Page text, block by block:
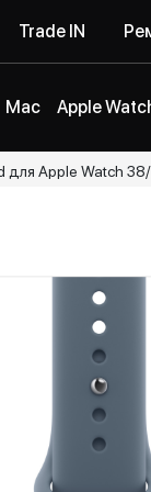
Trade IN
Mac Apple
для Apple Watch